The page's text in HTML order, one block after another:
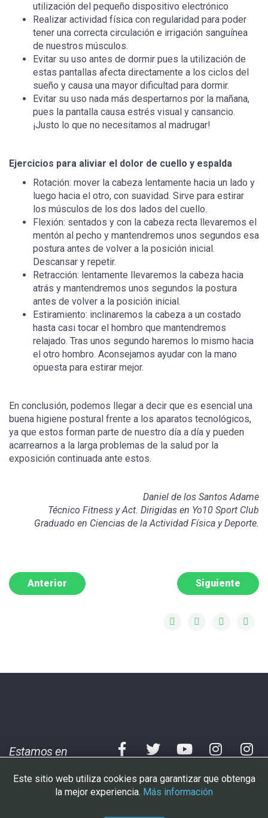
utilización del pequeño dispositivo electrónico
Realizar actividad física con regularidad para poder
tener una correcta circulación e irrigación sanguínea
de nuestros músculos.
Evitar su uso antes de dormir pues la utilización de
estas pantallas afecta directamente a los ciclos del
sueño y causa una mayor dificultad para dormir.
Evitar su uso nada más despertarnos por la mañana,
pues la pantalla causa estrés visual y cansancio.
¡Justo lo que no necesitamos al madrugar!
Ejercicios para aliviar el dolor de cuello y espalda
Rotación: mover la cabeza lentamente hacia un lado y
luego hacia el otro, con suavidad. Sirve para estirar
los músculos de los dos lados del cuello.
Flexión: sentados y con la cabeza recta llevaremos el
mentón al pecho y mantendremos unos segundos esa
postura antes de volver a la posición inicial.
Descansar y repetir.
Retracción: lentamente llevaremos la cabeza hacia
atrás y mantendremos unos segundos la postura
antes de volver a la posición inicial.
Estiramiento: inclinaremos la cabeza a un costado
hasta casi tocar el hombro que mantendremos
relajado. Tras unos segundo haremos lo mismo hacia
el otro hombro. Aconsejamos ayudar con la mano
opuesta para estirar mejor.
En conclusión, podemos llegar a decir que es esencial una
buena higiene postural frente a los aparatos tecnológicos,
ya que estos forman parte de nuestro día a día y pueden
acarrearnos a la larga problemas de la salud por la
exposición continuada ante estos.
Daniel de los Santos Adame
Técnico Fitness y Act. Dirigidas en Yo10 Sport Club
Graduado en Ciencias de la Actividad Física y Deporte.
Anterior Siguiente
Estamos en
Aviso legal |Condiciones| Cookies
Este sitio web utiliza cookies para garantizar que obtenga
la mejor experiencia. Más información